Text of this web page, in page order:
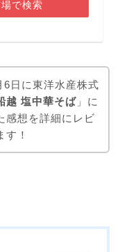
で検索
日に東洋水産株式
越 塩中華そば」に
感想を詳細にレビ
す！